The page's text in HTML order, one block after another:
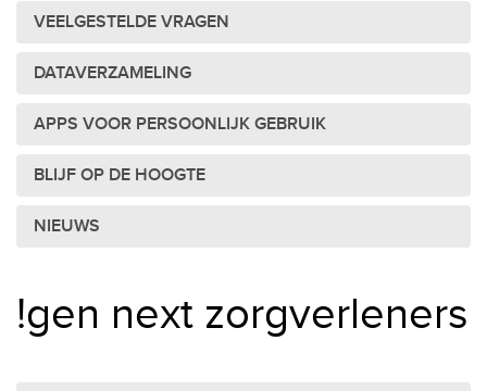
VEELGESTELDE VRAGEN
DATAVERZAMELING
APPS VOOR PERSOONLIJK GEBRUIK
BLIJF OP DE HOOGTE
NIEUWS
!gen next zorgverleners